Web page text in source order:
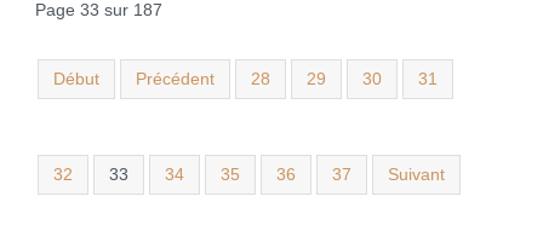
Page 33 sur 187
Début Précédent 28 29 30 31
32 33 34 35 36 37 Suivant